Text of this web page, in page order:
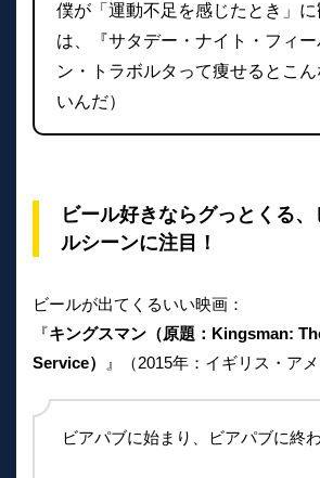
僕が「運動不足を感じたとき」
は、『サタデー・ナイト・フィー
ン・トラボルタって痩せるとこ
いんだ）
ビール好きならグっとくる
ルシーンに注目！
ビールが出てくるいい映画：
『キングスマン（原題：Kingsman:
Service）
』（2015年：イギリス・ア
ビアパブに始まり、ビアパブに終わ